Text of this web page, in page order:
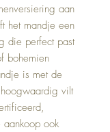
aan
het mandje een
die perfect past
bohemien
is met de
vilt
ook